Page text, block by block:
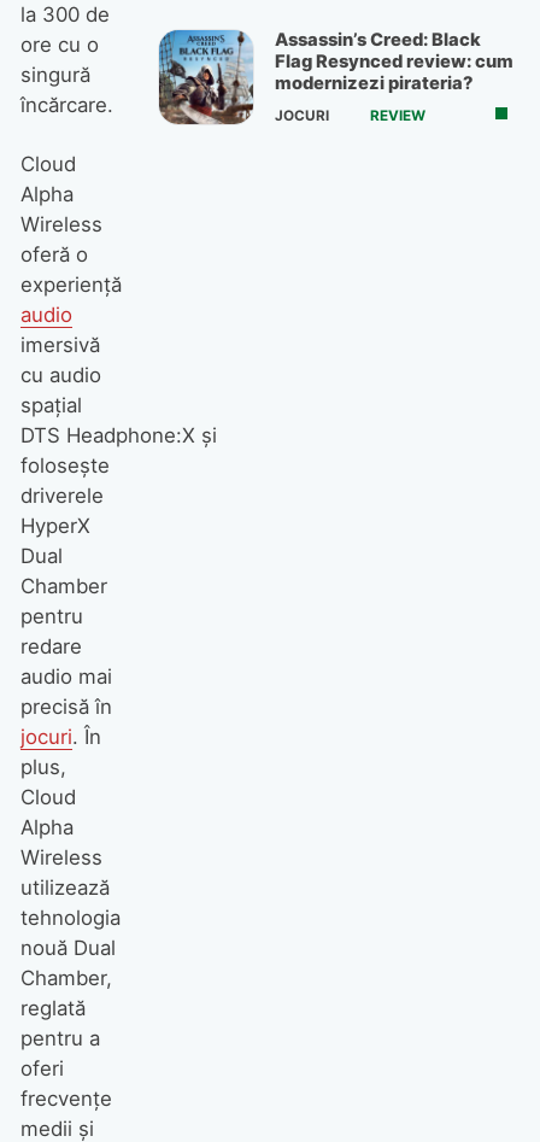
la 300 de
ore cu o
singură
încărcare.
Cloud
Alpha
Wireless
oferă o
experiență
audio
imersivă
cu audio
spațial
DTS Headphone:X și
folosește
driverele
HyperX
Dual
Chamber
pentru
redare
audio mai
precisă în
jocuri. În
plus,
Cloud
Alpha
Wireless
utilizează
tehnologia
nouă Dual
Chamber,
reglată
pentru a
oferi
frecvențe
medii și
Assassin’s Creed: Black
Flag Resynced review: cum
modernizezi pirateria?
JOCURI REVIEW